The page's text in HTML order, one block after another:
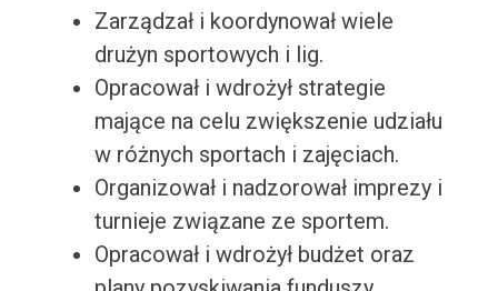
Zarządzał i koordynował wiele
drużyn sportowych i lig.
Opracował i wdrożył strategie
mające na celu zwiększenie udziału
w różnych sportach i zajęciach.
Organizował i nadzorował imprezy i
turnieje związane ze sportem.
Opracował i wdrożył budżet oraz